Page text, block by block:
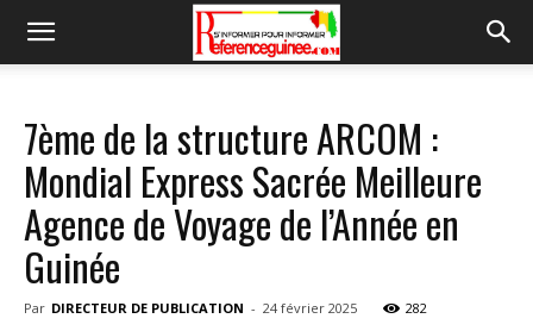
7ème de la structure ARCOM :
Mondial Express Sacrée Meilleure
Agence de Voyage de l’Année en
Guinée
Par DIRECTEUR DE PUBLICATION - 24 février 2025 282